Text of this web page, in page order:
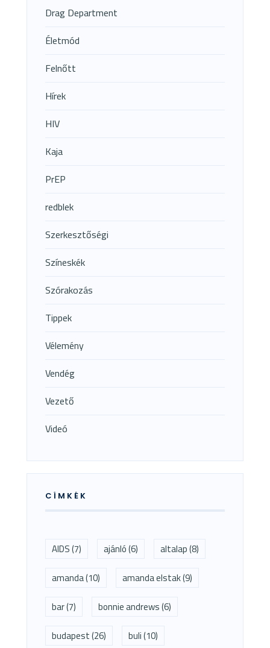
Drag Department
Életmód
Felnőtt
Hírek
HIV
Kaja
PrEP
redblek
Szerkesztőségi
Színeskék
Szórakozás
Tippek
Vélemény
Vendég
Vezető
Videó
CÍMKÉK
AIDS(7) ajánló(6) altalap(8)
amanda(10) amanda elstak(9)
bar(7) bonnie andrews(6)
budapest(26) buli(10)